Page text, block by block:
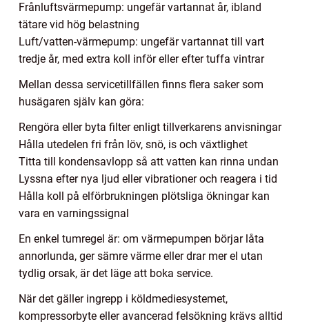
Frånluftsvärmepump: ungefär vartannat år, ibland
tätare vid hög belastning
Luft/vatten-värmepump: ungefär vartannat till vart
tredje år, med extra koll inför eller efter tuffa vintrar
Mellan dessa servicetillfällen finns flera saker som
husägaren själv kan göra:
Rengöra eller byta filter enligt tillverkarens anvisningar
Hålla utedelen fri från löv, snö, is och växtlighet
Titta till kondensavlopp så att vatten kan rinna undan
Lyssna efter nya ljud eller vibrationer och reagera i tid
Hålla koll på elförbrukningen plötsliga ökningar kan
vara en varningssignal
En enkel tumregel är: om värmepumpen börjar låta
annorlunda, ger sämre värme eller drar mer el utan
tydlig orsak, är det läge att boka service.
När det gäller ingrepp i köldmediesystemet,
kompressorbyte eller avancerad felsökning krävs alltid